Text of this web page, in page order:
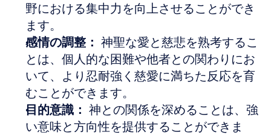
野における集中力を向上させることができ
ます。
感情の調整： 神聖な愛と慈悲を熟考するこ
とは、個人的な困難や他者との関わりにお
いて、より忍耐強く慈愛に満ちた反応を育
むことができます。
目的意識： 神との関係を深めることは、強
い意味と方向性を提供することができま